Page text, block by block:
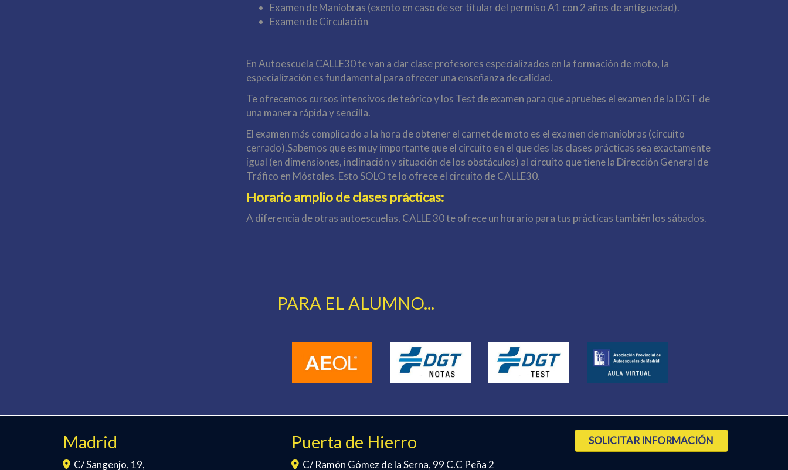
Examen de Maniobras (exento en caso de ser titular del permiso A1 con 2 años de antiguedad).
Examen de Circulación
En Autoescuela CALLE30 te van a dar clase profesores especializados en la formación de moto, la
especialización es fundamental para ofrecer una enseñanza de calidad.
Te ofrecemos cursos intensivos de teórico y los Test de examen para que apruebes el examen de la DGT de
una manera rápida y sencilla.
El examen más complicado a la hora de obtener el carnet de moto es el examen de maniobras (circuito
cerrado).Sabemos que es muy importante que el circuito en el que des las clases prácticas sea exactamente
igual (en dimensiones, inclinación y situación de los obstáculos) al circuito que tiene la Dirección General de
Tráfico en Móstoles. Esto SOLO te lo ofrece el circuito de CALLE30.
Horario amplio de clases prácticas:
A diferencia de otras autoescuelas, CALLE 30 te ofrece un horario para tus prácticas también los sábados.
PARA EL ALUMNO...
Madrid
C/ Sangenjo, 19,
Puerta de Hierro
C/ Ramón Gómez de la Serna, 99 C.C Peña 2
SOLICITAR INFORMACIÓN